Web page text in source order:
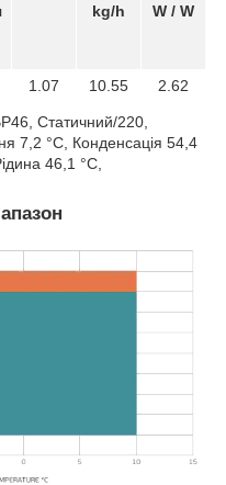
kg/h
W / W
1.07 10.55 2.62
Статичний/220,
7,2 °C, Конденсація 54,4
46,1 °C,